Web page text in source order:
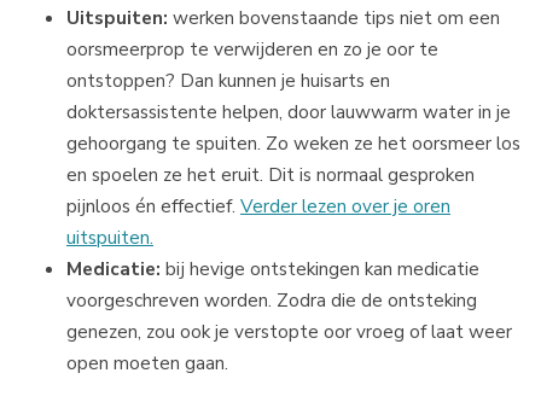
Uitspuiten: werken bovenstaande tips niet om een
oorsmeerprop te verwijderen en zo je oor te
ontstoppen? Dan kunnen je huisarts en
doktersassistente helpen, door lauwwarm water in je
gehoorgang te spuiten. Zo weken ze het oorsmeer los
en spoelen ze het eruit. Dit is normaal gesproken
pijnloos én effectief. Verder lezen over je oren
uitspuiten.
Medicatie: bij hevige ontstekingen kan medicatie
voorgeschreven worden. Zodra die de ontsteking
genezen, zou ook je verstopte oor vroeg of laat weer
open moeten gaan.